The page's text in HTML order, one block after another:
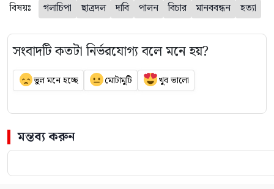
বিষয়ঃ গলাচিপা ছাত্রদল দাবি পালন বিচার মানববন্ধন হত্যা
সংবাদটি কতটা নির্ভরযোগ্য বলে মনে হয়?
ভুল মনে হচ্ছে মোটামুটি খুব ভালো
মন্তব্য করুন